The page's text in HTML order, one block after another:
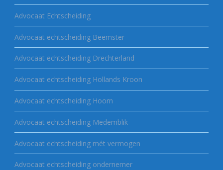
Advocaat Echtscheiding
Advocaat echtscheiding Beemster
Advocaat echtscheiding Drechterland
Advocaat echtscheiding Hollands Kroon
Advocaat echtscheiding Hoorn
Advocaat echtscheiding Medemblik
Advocaat echtscheiding mét vermogen
Advocaat echtscheiding ondernemer